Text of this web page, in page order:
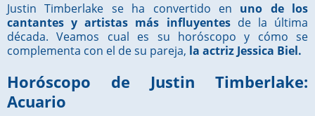
Justin Timberlake se ha convertido en uno de los
cantantes y artistas más influyentesde la última
década. Veamos cual es su horóscopo y cómo se
complementa con el de su pareja, la actriz Jessica Biel.
Horóscopo de Justin Timberlake:
Acuario